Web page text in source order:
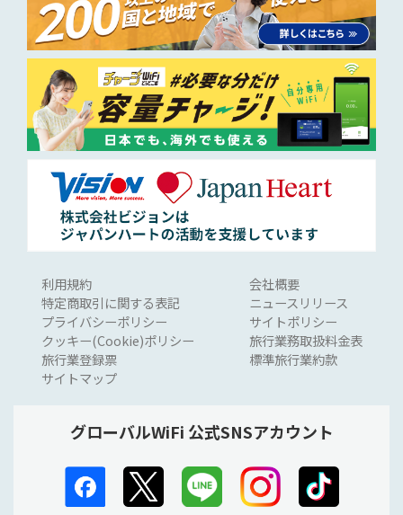
利用規約
特定商取引に関する表記
プライバシーポリシー
クッキー(Cookie)ポリシー
旅行業登録票
サイトマップ
会社概要
ニュースリリース
サイトポリシー
旅行業務取扱料金表
標準旅行業約款
グローバルWiFi 公式SNSアカウント